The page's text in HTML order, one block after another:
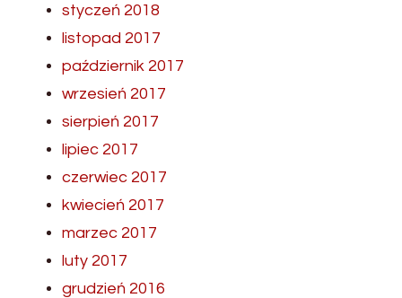
styczeń 2018
listopad 2017
październik 2017
wrzesień 2017
sierpień 2017
lipiec 2017
czerwiec 2017
kwiecień 2017
marzec 2017
luty 2017
grudzień 2016